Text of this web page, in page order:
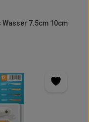
7.5cm 10cm